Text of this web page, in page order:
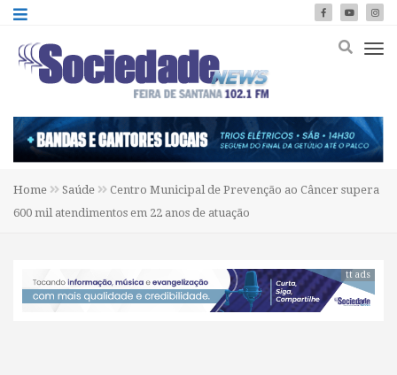
Home Saúde
Centro Municipal de Prevenção ao Câncer supera
600 mil atendimentos em 22 anos de atuação
tt ads